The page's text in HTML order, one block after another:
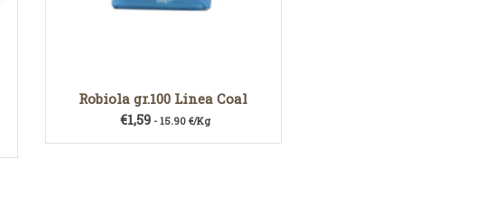
Robiola gr.100 Linea Coal
€1,59 - 15.90 €/Kg